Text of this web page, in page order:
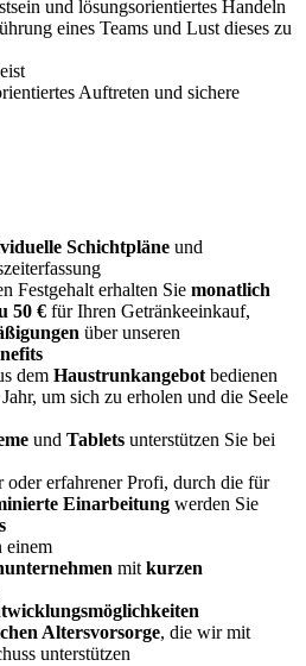
und lösungsorientiertes Handeln
eines Teams und Lust dieses zu
Auftreten und sichere
Schichtpläne und
Festgehalt erhalten Sie monatlich
50 € für Ihren Getränkeeinkauf,
über unseren
dem Haustrunkangebotbedienen
um sich zu erholen und die Seele
und Tablets unterstützen Sie bei
oder erfahrener Profi, durch die für
Einarbeitung werden Sie
einem
mitkurzen
Altersvorsorge, die wir mit
unterstützen